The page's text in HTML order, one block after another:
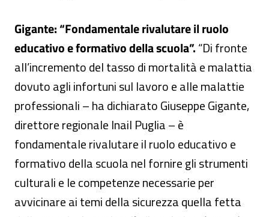
Gigante: “Fondamentale rivalutare il ruolo
educativo e formativo della scuola”.“Di fronte
all’incremento del tasso di mortalità e malattia
dovuto agli infortuni sul lavoro e alle malattie
professionali – ha dichiarato Giuseppe Gigante,
direttore regionale Inail Puglia – è
fondamentale rivalutare il ruolo educativo e
formativo della scuola nel fornire gli strumenti
culturali e le competenze necessarie per
avvicinare ai temi della sicurezza quella fetta